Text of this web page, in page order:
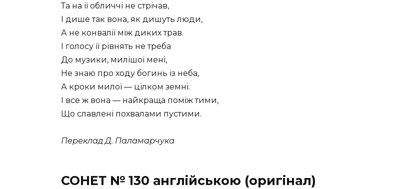
Та на її обличчі не стрічав,
І дише так вона, як дишуть люди,
А не конвалії між диких трав.
І голосу її рівнять не треба
До музики, милішої мені,
Не знаю про ходу богинь із неба,
А кроки милої — цілком земні.
І все ж вона — найкраща поміж тими,
Що славлені похвалами пустими.
Переклад Д. Паламарчука
СОНЕТ № 130 англійською (оригінал)